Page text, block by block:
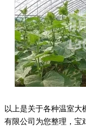
以上是关于各种温室大
有限公司为您整理，宝